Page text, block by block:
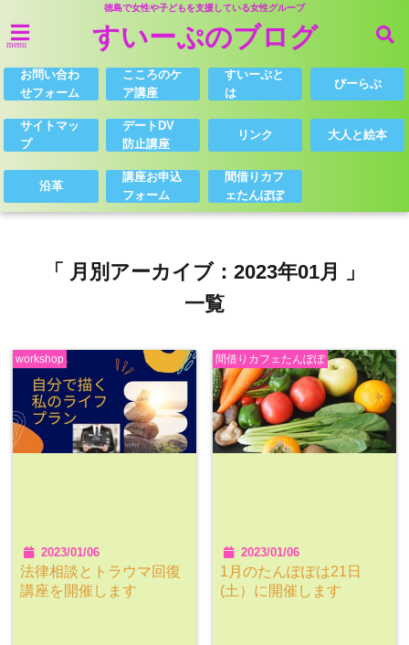
徳島で女性や子どもを支援している女性グループ
menu すいーぷのブログ
お問い合わ
せフォーム
こころのケ
ア講座
すいーぷと
は
びーらぶ
サイトマッ
プ
デートDV
防止講座
リンク 大人と絵本
沿革
講座お申込
フォーム
間借りカフ
ェたんぽぽ
「 月別アーカイブ：2023年01月 」
一覧
workshop
2023/01/06
法律相談とトラウマ回復
講座を開催します
間借りカフェたんぽぽ
2023/01/06
1月のたんぽぽは21日
(土）に開催します